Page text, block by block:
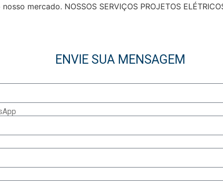
mercado. NOSSOS SERVIÇOS PROJETOS
ENVIE SUA MENSAGEM